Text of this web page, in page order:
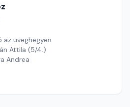
az üveghegyen
Attila (5/4.)
Andrea